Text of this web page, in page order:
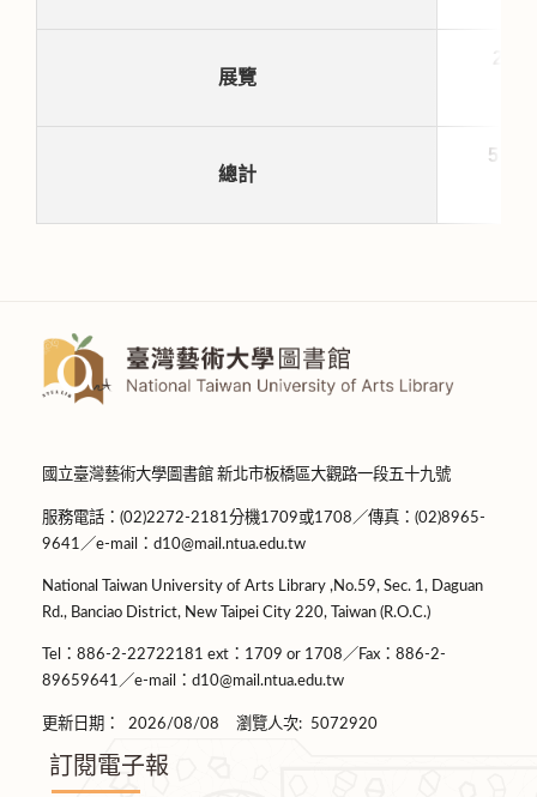
展覽
總計
5
國立臺灣藝術大學圖書館 新北市板橋區大觀路一段五十九號
服務電話：(02)2272-2181分機1709或1708／傳真：(02)8965-
9641／e-mail：d10@mail.ntua.edu.tw
National Taiwan University of Arts Library ,No.59, Sec. 1, Daguan
Rd., Banciao District, New Taipei City 220, Taiwan (R.O.C.)
Tel：886-2-22722181 ext：1709 or 1708／Fax：886-2-
89659641／e-mail：d10@mail.ntua.edu.tw
更新日期： 2026/08/08 瀏覽人次: 5072920
訂閱電子報